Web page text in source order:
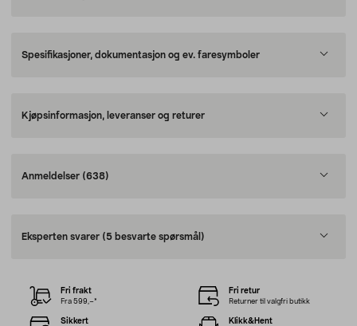
Spesifikasjoner, dokumentasjon og ev. faresymboler
Kjøpsinformasjon, leveranser og returer
Anmeldelser (638)
Eksperten svarer (5 besvarte spørsmål)
Fri frakt
Fra 599,–*
Fri retur
Returner til valgfri butikk
Sikkert Klikk&Hent